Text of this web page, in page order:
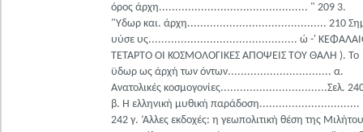
όρος άρχη.............................................. " 209 3.
"Υδωρ και. άρχη........................................... 210
υύσε υς.............................................. ώ -'
ΤΕΤΑΡΤΟ ΟΙ ΚΟΣΜΟΛΟΓΙΚΕΣ ΑΠΟΨΕΙΣ ΤΟΥ ΘΑΛΗ ). Το
ϋδωρ ως άρχή των όντων................................ α.
Ανατολικές κοσμογονίες.................................Σελ.
β. Η ελληνική μυθική παράδοση...............................
242 γ. ’Αλλες εκδοχές: η γεωπολιτική θέση της Μιλήτου